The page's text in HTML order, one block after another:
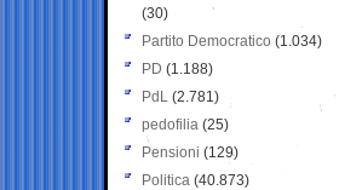
(30)
Partito Democratico (1.034)
PD (1.188)
PdL (2.781)
pedofilia (25)
Pensioni (129)
Politica (40.873)